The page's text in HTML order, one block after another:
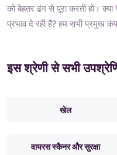
को बेहतर ढंग से पूरा करती हो। क्या
प्रभाव दे रही हैं? हम सभी प्रमुख
इस श्रेणी से सभी
खेल
वायरस स्कैनर और सुरक्षा